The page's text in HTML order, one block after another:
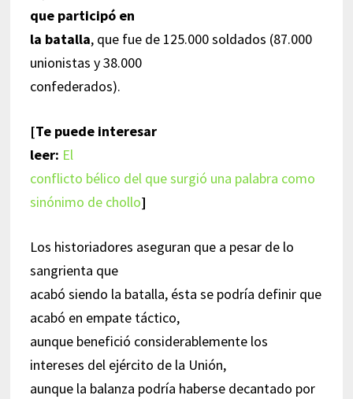
que participó en
la batalla, que fue de 125.000 soldados (87.000
unionistas y 38.000
confederados).
[Te puede interesar
leer: El
conflicto bélico del que surgió una palabra como
sinónimo de chollo]
Los historiadores aseguran que a pesar de lo
sangrienta que
acabó siendo la batalla, ésta se podría definir que
acabó en empate táctico,
aunque benefició considerablemente los
intereses del ejército de la Unión,
aunque la balanza podría haberse decantado por